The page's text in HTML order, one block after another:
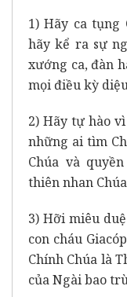
1) Hãy ca tụng
hãy kể ra sự
xướng ca, đàn
mọi điều kỳ
2) Hãy tự hào
những ai tìm
Chúa và
thiên nhan
3) Hỡi miêu
con cháu
Chính Chúa là
của Ngài bao